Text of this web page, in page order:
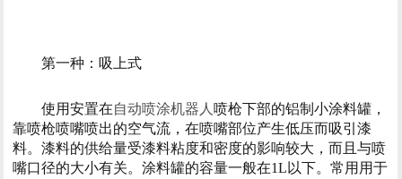
第一种：吸上式
使用安置在自动喷涂机器人 喷枪下部的铝制小涂料罐，
靠喷枪喷嘴喷出的空气流，在喷嘴部位产生低压而吸引漆
料。漆料的供给量受漆料粘度和密度的影响较大，而且与喷
嘴口径的大小有关。涂料罐的容量一般在1L以下。常用用于